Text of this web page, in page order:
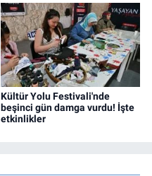
Kültür Yolu Festivali'nde
beşinci gün damga vurdu! İşte
etkinlikler